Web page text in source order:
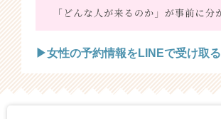
▶女性の予約情報をLINEで受け取る